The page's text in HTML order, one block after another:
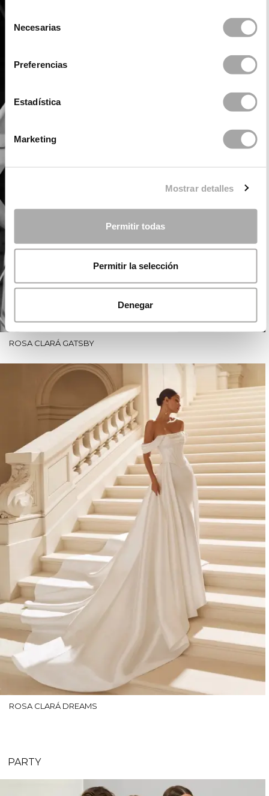
Necesarias
Preferencias
Estadística
Marketing
Mostrar detalles
Permitir todas
Permitir la selección
Denegar
ROSA CLARÁ GATSBY
ROSA CLARÁ DREAMS
PARTY